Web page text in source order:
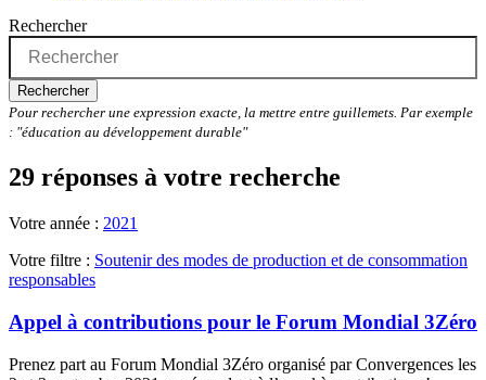
Rechercher
Rechercher
Pour rechercher une expression exacte, la mettre entre guillemets. Par exemple
: "éducation au développement durable"
29 réponses à votre recherche
Votre année : 2021
Votre filtre : Soutenir des modes de production et de consommation
responsables
Appel à contributions pour le Forum Mondial 3Zéro
Prenez part au Forum Mondial 3Zéro organisé par Convergences les